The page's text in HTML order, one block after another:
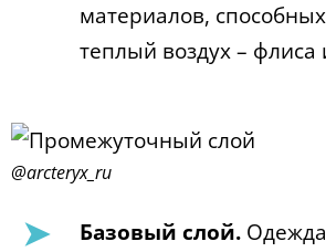
материалов,
теплый воздух – флиса
@arcteryx_ru
Базовый слой.